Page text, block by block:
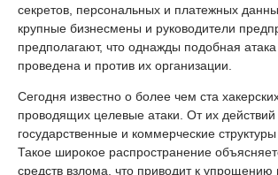
секретов, персональных и платежных
крупные бизнесмены и руководители
предполагают, что однажды подобная
проведена и против их организации.
Сегодня известно о более чем ста
проводящих целевые атаки. От их
государственные и коммерческие структуры
Такое широкое распространение
средств взлома, что приводит к